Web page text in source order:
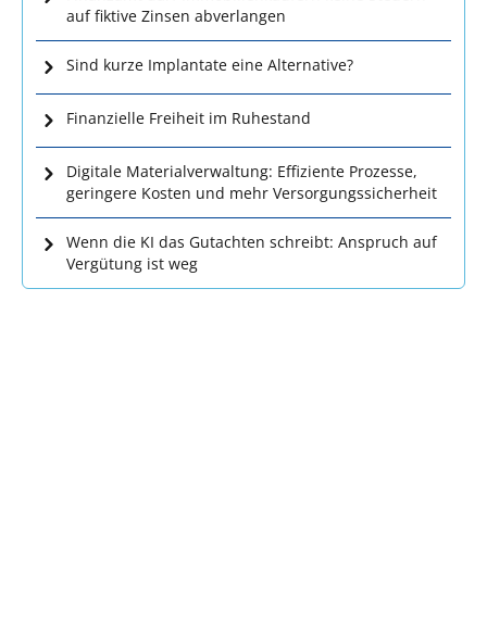
auf fiktive Zinsen abverlangen
Sind kurze Implantate eine Alternative?
Finanzielle Freiheit im Ruhestand
Digitale Materialverwaltung: Effiziente Prozesse,
geringere Kosten und mehr Versorgungssicherheit
Wenn die KI das Gutachten schreibt: Anspruch auf
Vergütung ist weg